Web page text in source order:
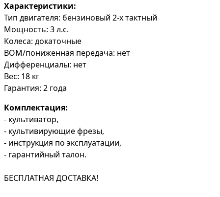
Характеристики:
Тип двигателя: бензиновый 2-х тактный
Мощность: 3 л.с.
Колеса: докаточные
ВОМ/пониженная передача: нет
Дифференциалы: нет
Вес: 18 кг
Гарантия: 2 года
Комплектация:
- культиватор,
- культивирующие фрезы,
- инструкция по эксплуатации,
- гарантийный талон.
БЕСПЛАТНАЯ ДОСТАВКА!